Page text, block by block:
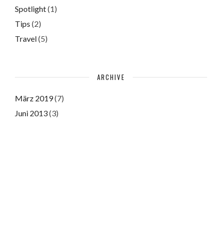
Spotlight(1)
Tips (2)
Travel(5)
ARCHIVE
März 2019(7)
Juni 2013(3)